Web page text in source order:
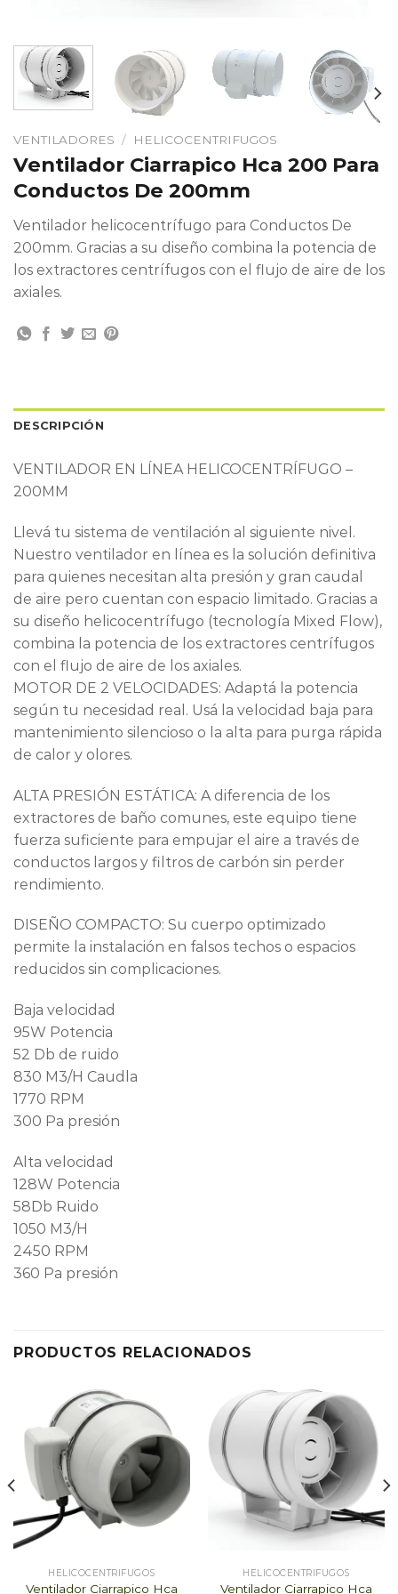
VENTILADORES / HELICOCENTRIFUGOS
Ventilador Ciarrapico Hca 200 Para
Conductos De 200mm
Ventilador helicocentrífugo para Conductos De
200mm. Gracias a su diseño combina la potencia de
los extractores centrífugos con el flujo de aire de los
axiales.
DESCRIPCIÓN
VENTILADOR EN LÍNEA HELICOCENTRÍFUGO –
200MM
Llevá tu sistema de ventilación al siguiente nivel.
Nuestro ventilador en línea es la solución definitiva
para quienes necesitan alta presión y gran caudal
de aire pero cuentan con espacio limitado. Gracias a
su diseño helicocentrífugo (tecnología Mixed Flow),
combina la potencia de los extractores centrífugos
con el flujo de aire de los axiales.
MOTOR DE 2 VELOCIDADES: Adaptá la potencia
según tu necesidad real. Usá la velocidad baja para
mantenimiento silencioso o la alta para purga rápida
de calor y olores.
ALTA PRESIÓN ESTÁTICA: A diferencia de los
extractores de baño comunes, este equipo tiene
fuerza suficiente para empujar el aire a través de
conductos largos y filtros de carbón sin perder
rendimiento.
DISEÑO COMPACTO: Su cuerpo optimizado
permite la instalación en falsos techos o espacios
reducidos sin complicaciones.
Baja velocidad
95W Potencia
52 Db de ruido
830 M3/H Caudla
1770 RPM
300 Pa presión
Alta velocidad
128W Potencia
58Db Ruido
1050 M3/H
2450 RPM
360 Pa presión
PRODUCTOS RELACIONADOS
HELICOCENTRIFUGOS
Ventilador Ciarrapico Hca
HELICOCENTRIFUGOS
Ventilador Ciarrapico Hca